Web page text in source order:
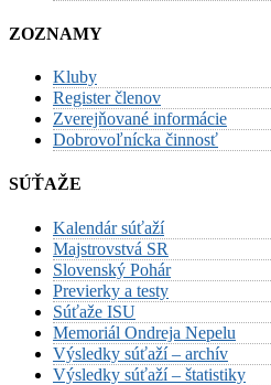
ZOZNAMY
Kluby
Register členov
Zverejňované informácie
Dobrovoľnícka činnosť
SÚŤAŽE
Kalendár súťaží
Majstrovstvá SR
Slovenský Pohár
Previerky a testy
Súťaže ISU
Memoriál Ondreja Nepelu
Výsledky súťaží – archív
Výsledky súťaží – štatistiky